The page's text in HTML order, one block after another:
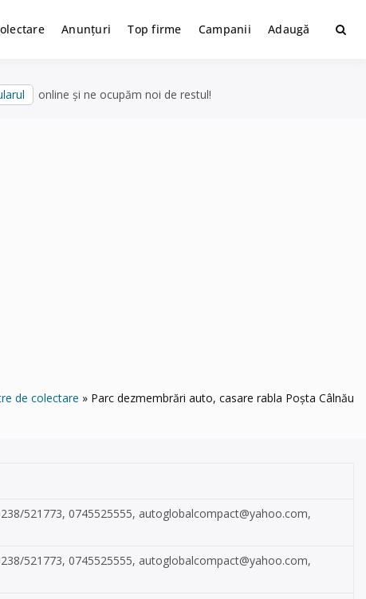
Anunțuri Top firme Campanii Adaugă
online și ne ocupăm noi de restul!
de colectare Parc dezmembrări auto, casare rabla Poșta Câlnău
521773, 0745525555, autoglobalcompact@yahoo.com,
521773, 0745525555, autoglobalcompact@yahoo.com,